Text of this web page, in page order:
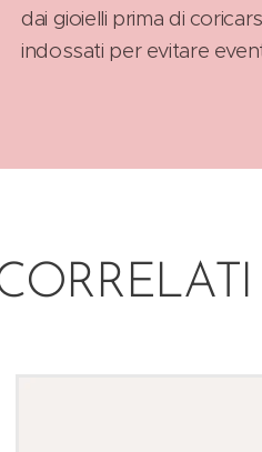
dai gioielli prima di
indossati per evitare